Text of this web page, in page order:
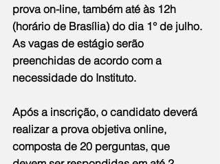
prova on-line, também até às 12h
(horário de Brasília) do dia 1° de julho.
As vagas de estágio serão
preenchidas de acordo com a
necessidade do Instituto.
Após a inscrição, o candidato deverá
realizar a prova objetiva online,
composta de 20 perguntas, que